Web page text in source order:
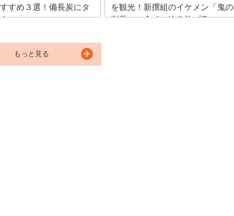
すめ３選！備長炭にタ
人はまず初めにラッキーピエ
ッピ”の名前を挙げるでしょ
は、ラッピ以外にも独自の路
を観光！新撰組のイケメン「鬼の
副長」の全てに迫る旅プラン
もっと見る